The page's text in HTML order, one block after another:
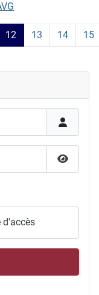
Page 12 sur 24
12 13 14 15
Afficher
d'accès